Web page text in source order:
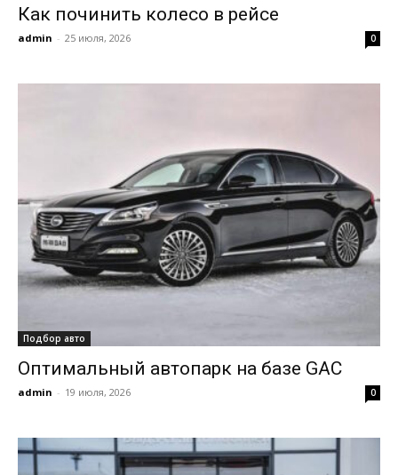
Как починить колесо в рейсе
admin - 25 июля, 2026 0
Подбор авто
Оптимальный автопарк на базе GAC
admin - 19 июля, 2026 0